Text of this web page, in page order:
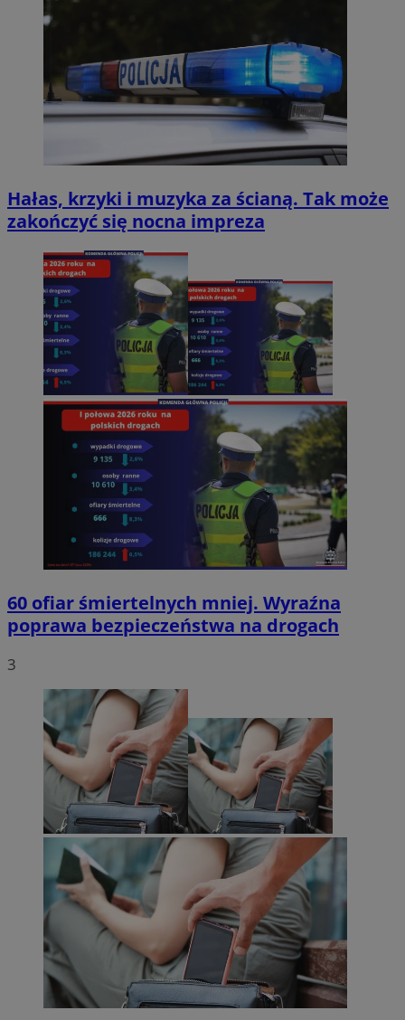
Hałas, krzyki i muzyka za ścianą. Tak może
zakończyć się nocna impreza
60 ofiar śmiertelnych mniej. Wyraźna
poprawa bezpieczeństwa na drogach
3